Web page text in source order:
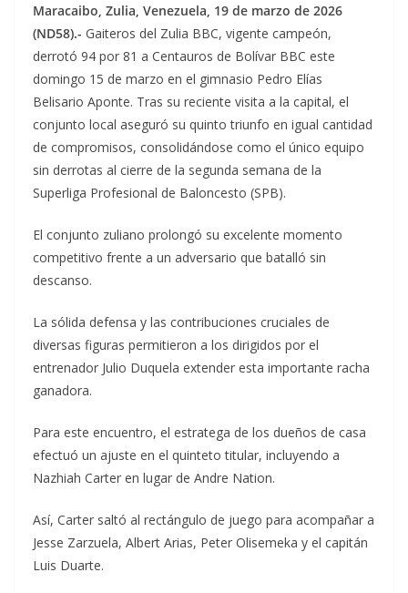
Maracaibo, Zulia, Venezuela, 19 de marzo de 2026
(ND58).- Gaiteros del Zulia BBC, vigente campeón,
derrotó 94 por 81 a Centauros de Bolívar BBC este
domingo 15 de marzo en el gimnasio Pedro Elías
Belisario Aponte. Tras su reciente visita a la capital, el
conjunto local aseguró su quinto triunfo en igual cantidad
de compromisos, consolidándose como el único equipo
sin derrotas al cierre de la segunda semana de la
Superliga Profesional de Baloncesto (SPB).
El conjunto zuliano prolongó su excelente momento
competitivo frente a un adversario que batalló sin
descanso.
La sólida defensa y las contribuciones cruciales de
diversas figuras permitieron a los dirigidos por el
entrenador Julio Duquela extender esta importante racha
ganadora.
Para este encuentro, el estratega de los dueños de casa
efectuó un ajuste en el quinteto titular, incluyendo a
Nazhiah Carter en lugar de Andre Nation.
Así, Carter saltó al rectángulo de juego para acompañar a
Jesse Zarzuela, Albert Arias, Peter Olisemeka y el capitán
Luis Duarte.